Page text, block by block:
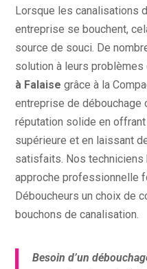
Lorsque les canalisations
entreprise se bouchent,
source de souci. De
solution à leurs problèmes
à Falaise grâce à la
entreprise de débouchage
réputation solide en
supérieure et en laissant
satisfaits. Nos techniciens
approche professionnelle
Déboucheurs un choix de
bouchons de canalisation.
Besoin d’un